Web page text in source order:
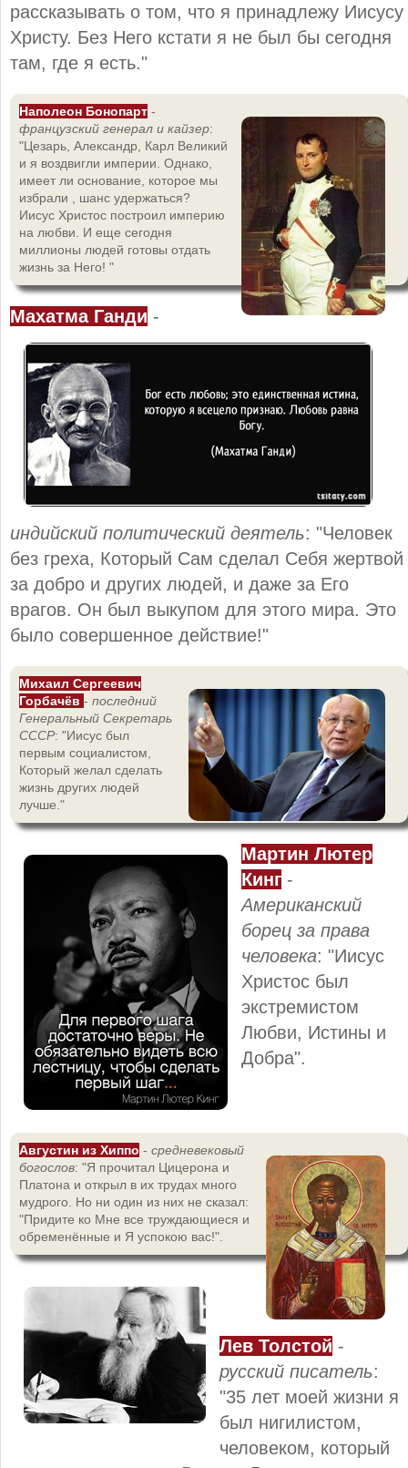
рассказывать о том, что я принадлежу Иисусу
Христу. Без Него кстати я не был бы сегодня
там, где я есть."
Наполеон Бонопарт -
французский генерал и кайзер:
"Цезарь, Александр, Карл Великий
и я воздвигли империи. Однако,
имеет ли основание, которое мы
избрали , шанс удержаться?
Иисус Христос построил империю
на любви. И еще сегодня
миллионы людей готовы отдать
жизнь за Него! "
Махатма Ганди -
индийский политический деятель: "Человек
без греха, Который Сам сделал Себя жертвой
за добро и других людей, и даже за Его
врагов. Он был выкупом для этого мира. Это
было совершенное действие!"
Михаил Сергеевич
Горбачёв - последний
Генеральный Секретарь
СССР: "Иисус был
первым социалистом,
Который желал сделать
жизнь других людей
лучше."
Мартин Лютер
Кинг -
Американский
борец за права
человека: "Иисус
Христос был
экстремистом
Любви, Истины и
Добра".
Августин из Хиппо - средневековый
богослов: "Я прочитал Цицерона и
Платона и открыл в их трудах много
мудрого. Но ни один из них не сказал:
"Придите ко Мне все труждающиеся и
обременённые и Я успокою вас!".
Лев Толстой -
русский писатель:
"35 лет моей жизни я
был нигилистом,
человеком, который